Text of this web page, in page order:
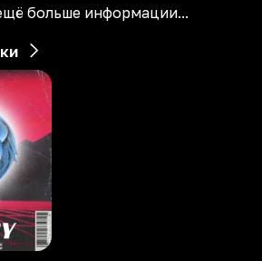
больше информации...